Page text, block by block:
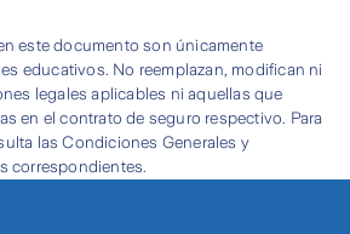
este documento son únicamente
educativos. No reemplazan, modifican ni
legales aplicables ni aquellas que
en el contrato de seguro respectivo. Para
las Condiciones Generales y
correspondientes.